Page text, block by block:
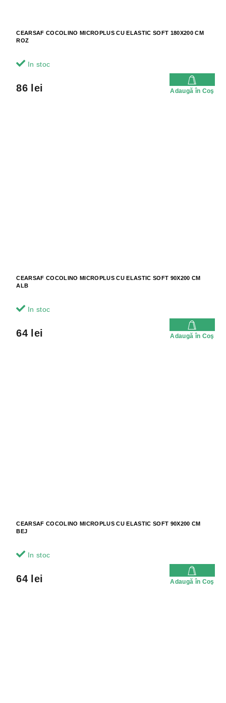
CEARSAF COCOLINO MICROPLUS CU ELASTIC SOFT 180X200 CM
ROZ
In stoc
86 lei Adaugă în Coş
CEARSAF COCOLINO MICROPLUS CU ELASTIC SOFT 90X200 CM
ALB
In stoc
64 lei Adaugă în Coş
CEARSAF COCOLINO MICROPLUS CU ELASTIC SOFT 90X200 CM
BEJ
In stoc
64 lei Adaugă în Coş